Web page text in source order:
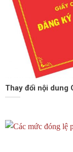
Thay đổi nội dung